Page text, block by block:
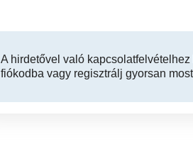
A hirdetővel való
fiókodba vagy regisztrálj gyorsan